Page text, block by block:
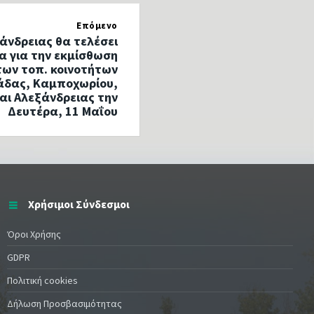
Επόμενο
θα τελέσει
για την εκμίσθωση
τοπ. κοινοτήτων
Καμποχωρίου,
Αλεξάνδρειας την
Δευτέρα, 11 Μαΐου
Χρήσιμοι Σύνδεσμοι
Όροι Χρήσης
GDPR
Πολιτική cookies
Δήλωση Προσβασιμότητας